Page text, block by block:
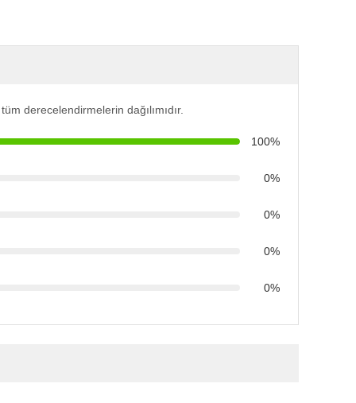
derecelendirmelerin dağılımıdır.
100%
0%
0%
0%
0%